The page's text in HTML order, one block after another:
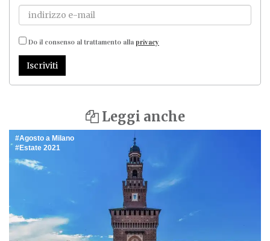
Do il consenso al trattamento alla privacy
Iscriviti
Leggi anche
Agosto a Milano
Estate 2021